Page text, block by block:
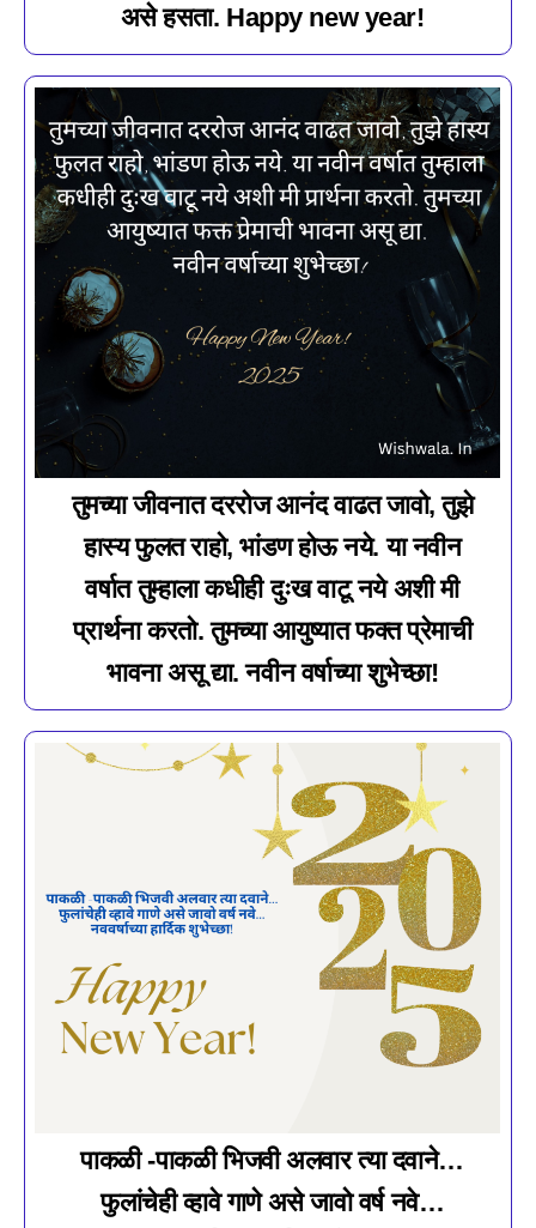
असे हसता. Happy new year!
तुमच्या जीवनात दररोज आनंद वाढत जावो, तुझे
हास्य फुलत राहो, भांडण होऊ नये. या नवीन
वर्षात तुम्हाला कधीही दुःख वाटू नये अशी मी
प्रार्थना करतो. तुमच्या आयुष्यात फक्त प्रेमाची
भावना असू द्या. नवीन वर्षाच्या शुभेच्छा!
पाकळी -पाकळी भिजवी अलवार त्या दवाने…
फुलांचेही व्हावे गाणे असे जावो वर्ष नवे…